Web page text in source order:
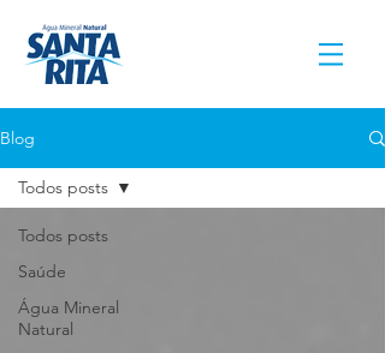
Blog
Todos posts
Saúde
Água Mineral
Natural
Todos posts